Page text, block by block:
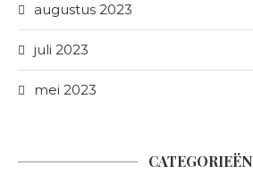
augustus 2023
juli 2023
mei 2023
CATEGORIEËN